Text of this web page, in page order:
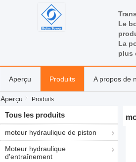
Le
La
plus
Aperçu Produits A propos de
Aperçu Produits
Tous les produits
moteur hydraulique de piston
Moteur hydraulique
d'entraînement